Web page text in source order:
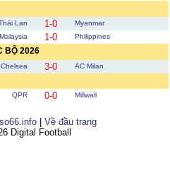
Lan 1-0
Myanmar
Malaysia 1-0 Philippines
BỘ 2026
Chelsea 3-0 AC Milan
QPR 0-0 Millwall
Về đầu trang
Digital Football